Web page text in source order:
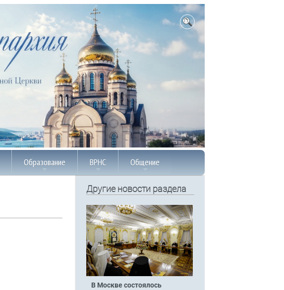
Образование ВРНС Общение
Другие новости раздела
В Москве состоялось